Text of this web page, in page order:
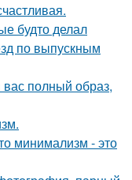
будто делал
по выпускным
полный образ,
минимализм - это